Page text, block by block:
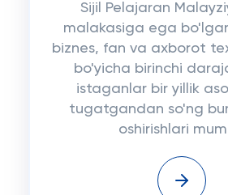
Sijil Pelajaran
malakasiga ega
biznes, fan va axborot
bo'yicha birinchi
istaganlar bir yillik
tugatgandan so'ng
oshirishlari